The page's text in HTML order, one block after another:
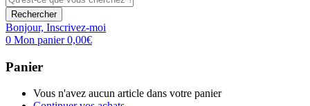
Rechercher
Bonjour, Inscrivez-moi
0 Mon panier0,00€
Panier
Vous n'avez aucun article dans votre panier